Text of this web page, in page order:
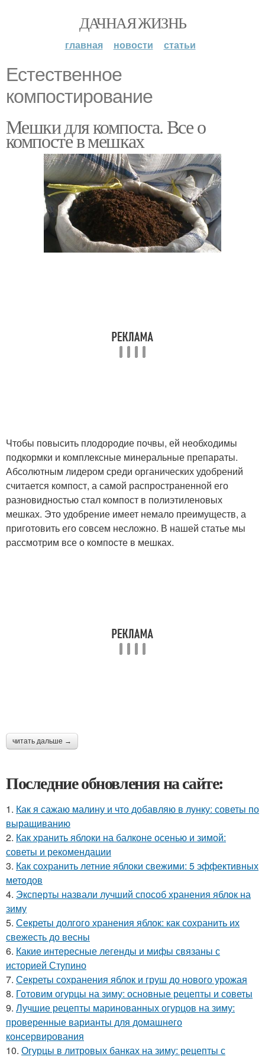
ДАЧНАЯ ЖИЗНЬ
главная новости статьи
Естественное
компостирование
Мешки для компоста. Все о
компосте в мешках
Чтобы повысить плодородие почвы, ей необходимы
подкормки и комплексные минеральные препараты.
Абсолютным лидером среди органических удобрений
считается компост, а самой распространенной его
разновидностью стал компост в полиэтиленовых
мешках. Это удобрение имеет немало преимуществ, а
приготовить его совсем несложно. В нашей статье мы
рассмотрим все о компосте в мешках.
читать дальше →
Последние обновления на сайте:
1. Как я сажаю малину и что добавляю в лунку: советы по
выращиванию
2. Как хранить яблоки на балконе осенью и зимой:
советы и рекомендации
3. Как сохранить летние яблоки свежими: 5 эффективных
методов
4. Эксперты назвали лучший способ хранения яблок на
зиму
5. Секреты долгого хранения яблок: как сохранить их
свежесть до весны
6. Какие интересные легенды и мифы связаны с
историей Ступино
7. Секреты сохранения яблок и груш до нового урожая
8. Готовим огурцы на зиму: основные рецепты и советы
9. Лучшие рецепты маринованных огурцов на зиму:
проверенные варианты для домашнего
консервирования
10. Огурцы в литровых банках на зиму: рецепты с